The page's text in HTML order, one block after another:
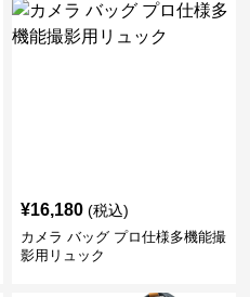
¥16,180 (税込)
カメラ バッグ プロ仕様多機能撮
影用リュック